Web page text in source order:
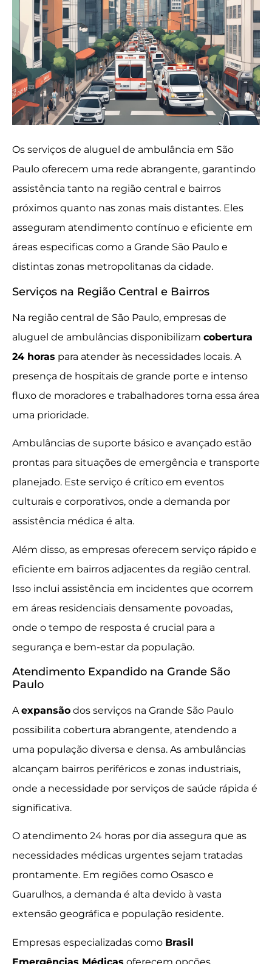
Os serviços de aluguel de ambulância em São
Paulo oferecem uma rede abrangente, garantindo
assistência tanto na região central e bairros
próximos quanto nas zonas mais distantes. Eles
asseguram atendimento contínuo e eficiente em
áreas especificas como a Grande São Paulo e
distintas zonas metropolitanas da cidade.
Serviços na Região Central e Bairros
Na região central de São Paulo, empresas de
aluguel de ambulâncias disponibilizam cobertura
24 horas para atender às necessidades locais. A
presença de hospitais de grande porte e intenso
fluxo de moradores e trabalhadores torna essa área
uma prioridade.
Ambulâncias de suporte básico e avançado estão
prontas para situações de emergência e transporte
planejado. Este serviço é crítico em eventos
culturais e corporativos, onde a demanda por
assistência médica é alta.
Além disso, as empresas oferecem serviço rápido e
eficiente em bairros adjacentes da região central.
Isso inclui assistência em incidentes que ocorrem
em áreas residenciais densamente povoadas,
onde o tempo de resposta é crucial para a
segurança e bem-estar da população.
Atendimento Expandido na Grande São
Paulo
Aexpansão dos serviços na Grande São Paulo
possibilita cobertura abrangente, atendendo a
uma população diversa e densa. As ambulâncias
alcançam bairros periféricos e zonas industriais,
onde a necessidade por serviços de saúde rápida é
significativa.
O atendimento 24 horas por dia assegura que as
necessidades médicas urgentes sejam tratadas
prontamente. Em regiões como Osasco e
Guarulhos, a demanda é alta devido à vasta
extensão geográfica e população residente.
Empresas especializadas como Brasil
Emergências Médicas oferecem opções